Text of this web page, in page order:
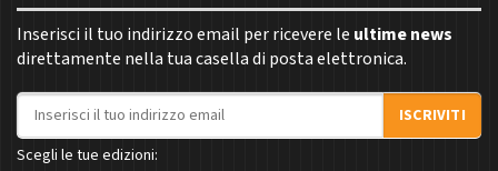
Inserisci il tuo indirizzo email per ricevere le ultime news
direttamente nella tua casella di posta elettronica.
Indirizzo email
ISCRIVITI
Scegli le tue edizioni: